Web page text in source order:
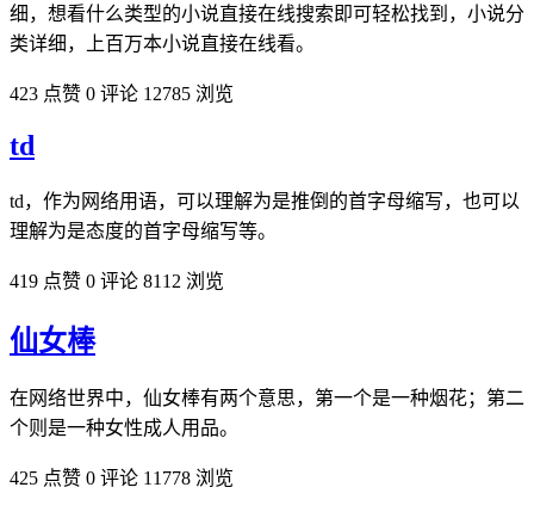
细，想看什么类型的小说直接在线搜索即可轻松找到，小说分
类详细，上百万本小说直接在线看。
423 点赞 0 评论 12785 浏览
td
td，作为网络用语，可以理解为是推倒的首字母缩写，也可以
理解为是态度的首字母缩写等。
419 点赞 0 评论 8112 浏览
仙女棒
在网络世界中，仙女棒有两个意思，第一个是一种烟花；第二
个则是一种女性成人用品。
425 点赞 0 评论 11778 浏览